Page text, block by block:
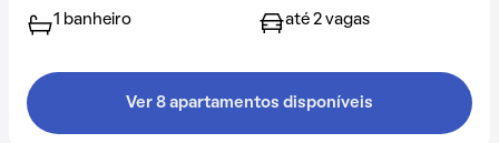
1 banheiro até 2 vagas
Ver 8 apartamentos disponíveis